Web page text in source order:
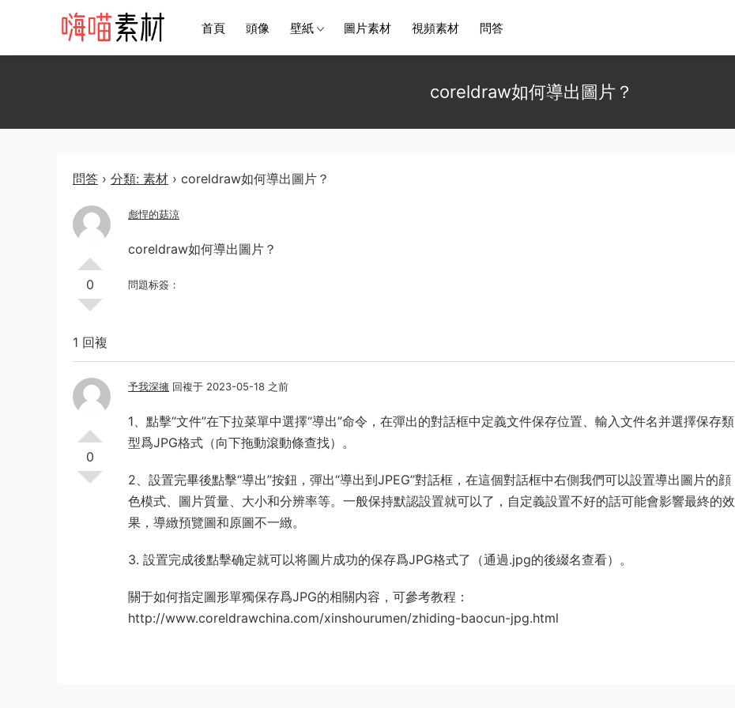
首頁 頭像 壁紙 圖片素材 視頻素材 問答
coreldraw如何導出圖片？
問答 › 分類: 素材 › coreldraw如何導出圖片？
0
彪悍的菇涼
coreldraw如何導出圖片？
問題标簽：
1 回複
0
予我深擁 回複于 2023-05-18 之前
1、點擊“文件”在下拉菜單中選擇“導出”命令，在彈出的對話框中定義文件保存位置、輸入文件名并選擇保存類
型爲JPG格式（向下拖動滾動條查找）。
2、設置完畢後點擊“導出”按鈕，彈出“導出到JPEG”對話框，在這個對話框中右側我們可以設置導出圖片的顔
色模式、圖片質量、大小和分辨率等。一般保持默認設置就可以了，自定義設置不好的話可能會影響最終的效
果，導緻預覽圖和原圖不一緻。
3. 設置完成後點擊确定就可以将圖片成功的保存爲JPG格式了（通過.jpg的後綴名查看）。
關于如何指定圖形單獨保存爲JPG的相關内容，可參考教程：
http://www.coreldrawchina.com/xinshourumen/zhiding-baocun-jpg.html